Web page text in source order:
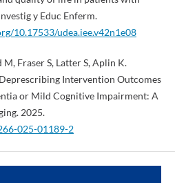
y Educ Enferm.
10.17533/udea.iee.v42n1e08
Fraser S, Latter S, Aplin K.
Intervention Outcomes
or Mild Cognitive Impairment: A
2025.
025-01189-2